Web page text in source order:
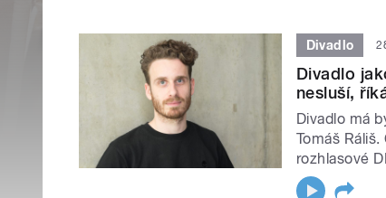
Divadlo
Divadlo
nesluší,
Divadlo má
Tomáš
rozhlasové